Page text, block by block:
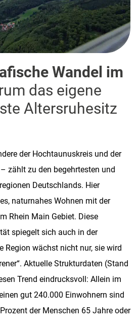
Wandel im
das eigene
Altersruhesitz
der Hochtaunuskreis und der
zählt zu den begehrtesten und
Deutschlands. Hier
naturnahes Wohnen mit der
Rhein Main Gebiet. Diese
spiegelt sich auch in der
Region wächst nicht nur, sie wird
Aktuelle Strukturdaten (Stand
Trend eindrucksvoll: Allein im
gut 240.000 Einwohnern sind
der Menschen 65 Jahre oder